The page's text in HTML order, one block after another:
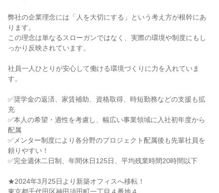
弊社の企業理念には「人を大切にする」という考え方が根幹にあ
ります。
この理念は単なるスローガンではなく、実際の環境や制度にもし
っかり反映されています。
社員一人ひとりが安心して働ける環境づくりに力を入れていま
す。
✅奨学金の返済、家賃補助、資格取得、時短勤務などの支援も拡
充
✅本人の希望・適性を考慮し、幅広い事業領域に入社初年度から
配属
✅メンター制度により各分野のプロジェクト配属後も先輩社員を
頼りやすい！
✅完全週休二日制、年間休日125日、平均残業時間20時間以下
★2024年3月25日より新築オフィスへ移転！